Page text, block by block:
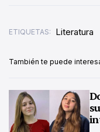
ETIQUETAS: Literatura
También te puede